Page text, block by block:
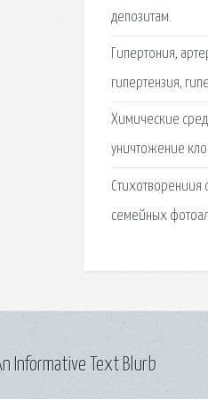
депозитам.
Гипертония,
гипертензия,
Химические
уничтожение
Стихотворениия
семейных
Informative Text Blurb